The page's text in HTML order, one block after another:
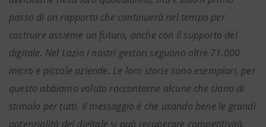
passo di un rapporto che continuerà nel tempo per
costruire assieme un futuro, anche con il supporto del
digitale. Nel Lazio i nostri gestori seguono oltre 71.000
micro e piccole aziende. Le loro storie sono esemplari, per
questo abbiamo voluto raccontarne alcune che siano di
stimolo per tutti. Il messaggio è che usando bene le grandi
potenzialità del digitale si può recuperare competitività,